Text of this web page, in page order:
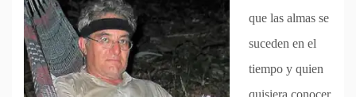
que las almas se
suceden en el
tiempo y quien
quisiera conocer